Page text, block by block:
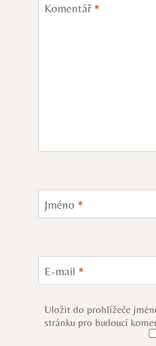
Komentář *
Jméno *
E-mail *
Uložit do prohlížeče
stránku pro budoucí